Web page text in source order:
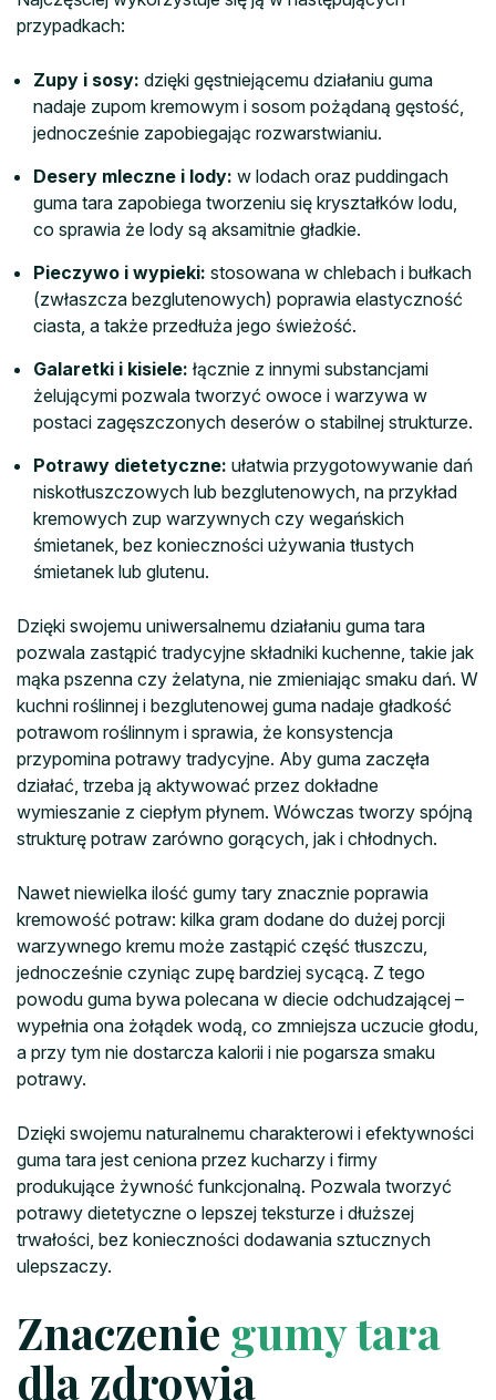
przypadkach:
Zupy i sosy: dzięki gęstniejącemu działaniu guma
nadaje zupom kremowym i sosom pożądaną gęstość,
jednocześnie zapobiegając rozwarstwianiu.
Desery mleczne i lody: w lodach oraz puddingach
guma tara zapobiega tworzeniu się kryształków lodu,
co sprawia że lody są aksamitnie gładkie.
Pieczywo i wypieki: stosowana w chlebach i bułkach
(zwłaszcza bezglutenowych) poprawia elastyczność
ciasta, a także przedłuża jego świeżość.
Galaretki i kisiele: łącznie z innymi substancjami
żelującymi pozwala tworzyć owoce i warzywa w
postaci zagęszczonych deserów o stabilnej strukturze.
Potrawy dietetyczne: ułatwia przygotowywanie dań
niskotłuszczowych lub bezglutenowych, na przykład
kremowych zup warzywnych czy wegańskich
śmietanek, bez konieczności używania tłustych
śmietanek lub glutenu.
Dzięki swojemu uniwersalnemu działaniu guma tara
pozwala zastąpić tradycyjne składniki kuchenne, takie jak
mąka pszenna czy żelatyna, nie zmieniając smaku dań. W
kuchni roślinnej i bezglutenowej guma nadaje gładkość
potrawom roślinnym i sprawia, że konsystencja
przypomina potrawy tradycyjne. Aby guma zaczęła
działać, trzeba ją aktywować przez dokładne
wymieszanie z ciepłym płynem. Wówczas tworzy spójną
strukturę potraw zarówno gorących, jak i chłodnych.
Nawet niewielka ilość gumy tary znacznie poprawia
kremowość potraw: kilka gram dodane do dużej porcji
warzywnego kremu może zastąpić część tłuszczu,
jednocześnie czyniąc zupę bardziej sycącą. Z tego
powodu guma bywa polecana w diecie odchudzającej –
wypełnia ona żołądek wodą, co zmniejsza uczucie głodu,
a przy tym nie dostarcza kalorii i nie pogarsza smaku
potrawy.
Dzięki swojemu naturalnemu charakterowi i efektywności
guma tara jest ceniona przez kucharzy i firmy
produkujące żywność funkcjonalną. Pozwala tworzyć
potrawy dietetyczne o lepszej teksturze i dłuższej
trwałości, bez konieczności dodawania sztucznych
ulepszaczy.
Znaczenie gumy tara
dla zdrowia